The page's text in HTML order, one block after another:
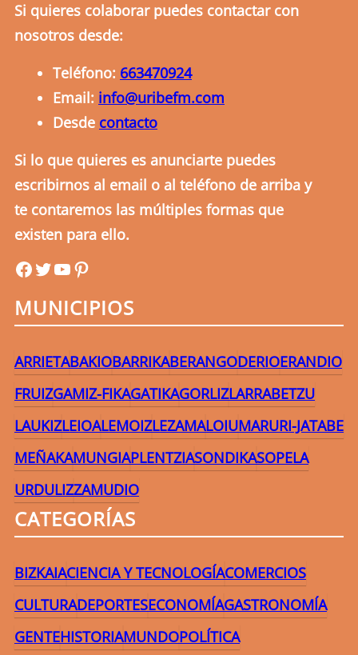
Si quieres colaborar puedes contactar con
nosotros desde:
Teléfono: 663470924
Email: info@uribefm.com
Desde contacto
Si lo que quieres es anunciarte puedes
escribirnos al email o al teléfono de arriba y
te contaremos las múltiples formas que
existen para ello.
uribefmuribefmYouTube Pinterest
MUNICIPIOS
ARRIETABAKIOBARRIKABERANGODERIOERANDIO
FRUIZGAMIZ-FIKAGATIKAGORLIZLARRABETZU
LAUKIZLEIOALEMOIZLEZAMALOIUMARURI-JATABE
MEÑAKAMUNGIAPLENTZIASONDIKASOPELA
URDULIZZAMUDIO
CATEGORÍAS
BIZKAIACIENCIA Y TECNOLOGÍACOMERCIOS
CULTURADEPORTESECONOMÍAGASTRONOMÍA
GENTEHISTORIAMUNDOPOLÍTICA